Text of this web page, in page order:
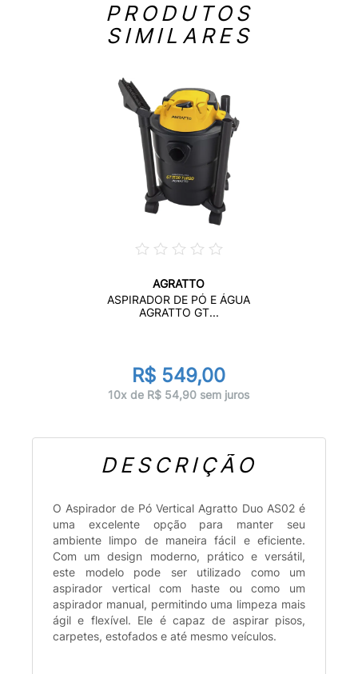
PRODUTOS
SIMILARES
AGRATTO
ASPIRADOR DE PÓ E ÁGUA
AGRATTO GT...
R$ 549,00
10x de R$ 54,90 sem juros
DESCRIÇÃO
O Aspirador de Pó Vertical Agratto Duo AS02 é
uma excelente opção para manter seu
ambiente limpo de maneira fácil e eficiente.
Com um design moderno, prático e versátil,
este modelo pode ser utilizado como um
aspirador vertical com haste ou como um
aspirador manual, permitindo uma limpeza mais
ágil e flexível. Ele é capaz de aspirar pisos,
carpetes, estofados e até mesmo veículos.